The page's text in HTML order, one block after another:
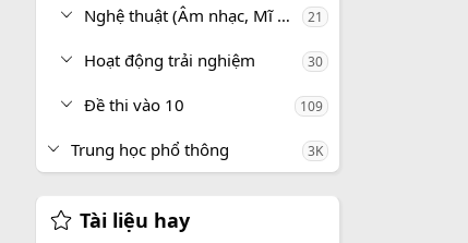
Nghệ thuật (Âm nhạc, Mĩ thuật) 21
Hoạt động trải nghiệm 30
Đề thi vào 10 109
Trung học phổ thông 3K
Tài liệu hay